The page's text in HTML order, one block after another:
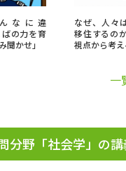
ついて
訂正のご
なに違
の力を育
聞かせ」
なぜ、人々
移住するの
視点から考え
一
分野「社会学」の講